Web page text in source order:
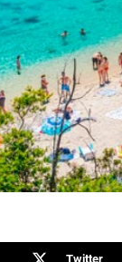
Twitter